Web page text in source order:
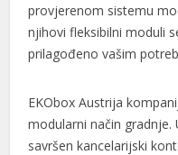
provjerenom sistemu
njihovi fleksibilni moduli
prilagođeno vašim
EKObox Austrija
modularni način
savršen kancelarijski